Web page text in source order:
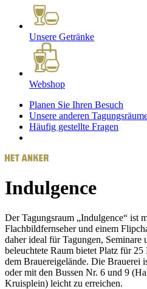
Unsere Getränke
Webshop
Planen Sie Ihren Besuch
Unsere anderen
Häufig gestellte Fragen
Indulgence
Der Tagungsraum „Indulgence“ ist
Flachbildfernseher und einem
daher ideal für Tagungen, Seminare
beleuchtete Raum bietet Platz für
dem Brauereigelände. Die Brauerei
oder mit den Bussen Nr. 6 und 9
Kruisplein) leicht zu erreichen.